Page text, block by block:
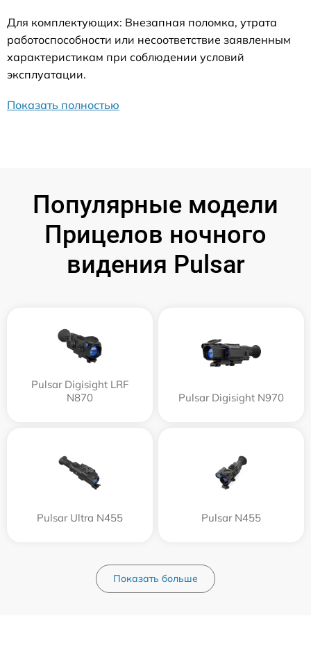
Для комплектующих: Внезапная поломка, утрата
работоспособности или несоответствие заявленным
характеристикам при соблюдении условий
эксплуатации.
Показать полностью
Популярные модели
Прицелов ночного
видения Pulsar
Pulsar Digisight LRF
N870
Pulsar Digisight N970
Pulsar Ultra N455 Pulsar N455
Показать больше